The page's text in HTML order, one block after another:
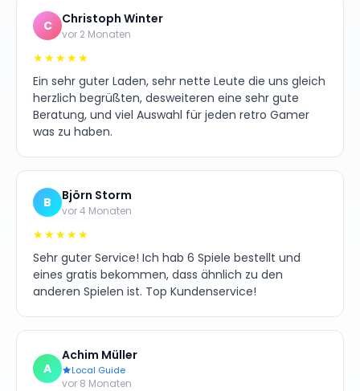
C Christoph Winter
vor 2 Monaten
★★★★★
Ein sehr guter Laden, sehr nette Leute die uns gleich
herzlich begrüßten, desweiteren eine sehr gute
Beratung, und viel Auswahl für jeden retro Gamer
was zu haben.
B Björn Storm
vor 4 Monaten
★★★★★
Sehr guter Service! Ich hab 6 Spiele bestellt und
eines gratis bekommen, dass ähnlich zu den
anderen Spielen ist. Top Kundenservice!
A
Achim Müller
Local Guide
vor 8 Monaten